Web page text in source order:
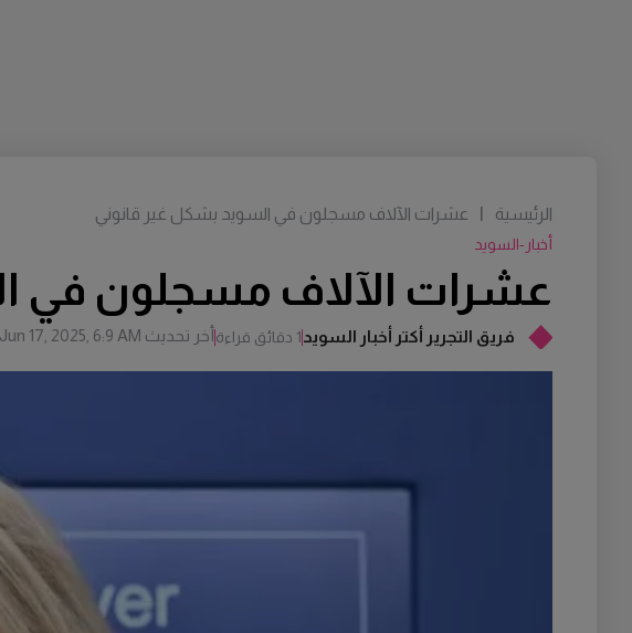
فريق التجرير أكتر أخبار السويد1 دقائق قراءة أخر تحديث Jun 17, 2025, 6:9 AM
عشرات الآلاف مسجلون في
أخبار-السويد
الرئيسية | عشرات الآلاف مسجلون في السويد بشكل غير قانوني